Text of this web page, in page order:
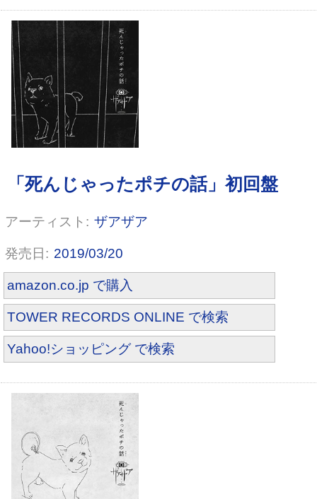
ザアザア
2019/03/20
amazon.co.jp で購入
TOWER RECORDS ONLINE で検索
Yahoo!ショッピング で検索